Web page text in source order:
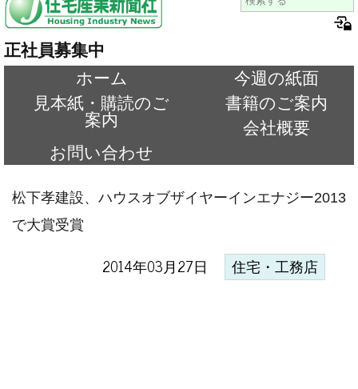
正社員募集中
ホーム
今週の紙面
見本紙・購読のご
案内
書籍のご案内
会社概要
お問い合わせ
松下孝建設、ハウスオブザイヤーインエナジー2013
で大賞受賞
2014年03月27日 住宅・工務店